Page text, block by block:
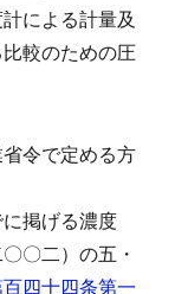
による計量及
較のための圧
令で定める方
掲げる濃度
〇二）の五・
四十四条第一